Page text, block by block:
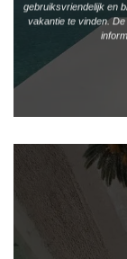
gebruiksvriendelijk en
vakantie te vinden.